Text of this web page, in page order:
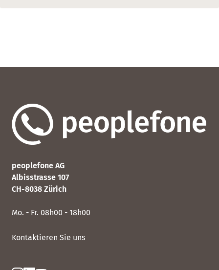
peoplefone AG
Albisstrasse 107
CH-8038 Zürich
Mo. - Fr. 08h00 - 18h00
Kontaktieren Sie uns